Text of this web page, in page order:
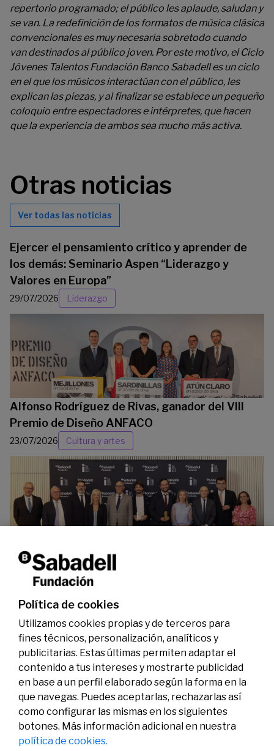
repertorio programado; el público les aplaude, saludan y
se van. La redefinición de los formatos de música clásica
convencionales es muy necesaria sobretodo cuando
van destinados al público joven. Por este motivo, el Ciclo
Jóvenes Talentos Fundación Banco Sabadell es un ciclo
en el que los músicos interactúan con el público, les
explican las piezas, y al finalizar se establece un pequeño
coloquio entre espectadores e intérpretes, que hacen
que la experiencia de ambos sea mucho más activa.
Otras noticias
Ver todas las noticias
Ejercer el pensamiento crítico y aprender de
los demás: Seminario Aspen “Liderazgo y
Valores en Europa”
29/07/2026 Liderazgo
Alfonso Rodríguez de Rivas, ganador del VIII
Premio de Diseño ANFACO
23/07/2026 Cultura y artes
La Fundación Banco Sabadell reconoce a dos
investigadores en los ámbitos de la edición del
genoma y la energía limpia
07/07/2026 Premios
Legal
Aviso legal
Política de privacidad
Actividad
Convocatorias
Premios
Social
Política de cookies
Utilizamos cookies propias y de terceros para
fines técnicos, personalización, analíticos y
publicitarias. Estas últimas permiten adaptar el
contenido a tus intereses y mostrarte publicidad
en base a un perfil elaborado según la forma en la
que navegas. Puedes aceptarlas, rechazarlas así
como configurar las mismas en los siguientes
botones. Más información adicional en nuestra
política de cookies.